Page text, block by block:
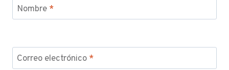
Nombre *
Correo electrónico *